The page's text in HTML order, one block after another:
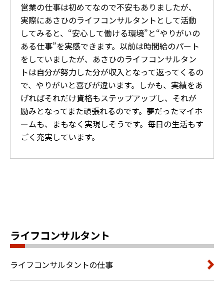
営業の仕事は初めてなので不安もありましたが、
実際にあさひのライフコンサルタントとして活動
してみると、“安心して働ける環境”と“やりがいの
ある仕事”を実感できます。以前は時間給のパート
をしていましたが、あさひのライフコンサルタン
トは自分が努力した分が収入となって返ってくるの
で、やりがいと喜びが違います。しかも、実績をあ
げればそれだけ資格もステップアップし、それが
励みとなってまた頑張れるのです。夢だったマイホ
ームも、まもなく実現しそうです。毎日の生活もす
ごく充実しています。
ライフコンサルタント
ライフコンサルタントの仕事